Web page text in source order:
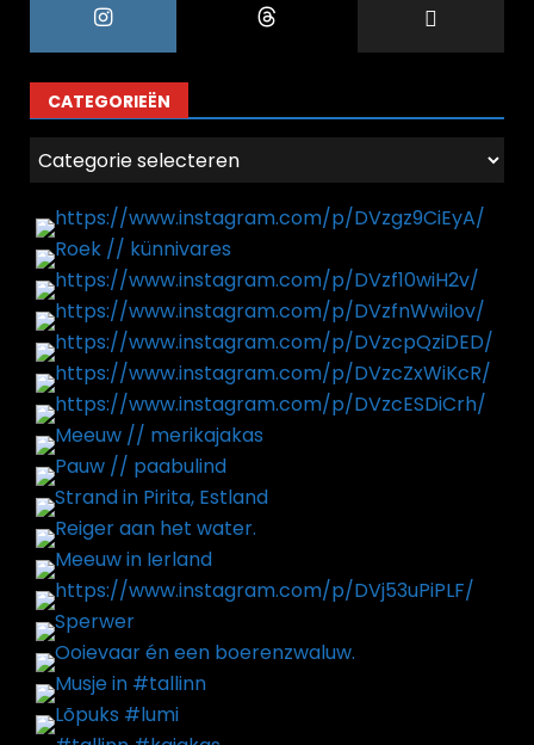
CATEGORIEËN
Categorieën